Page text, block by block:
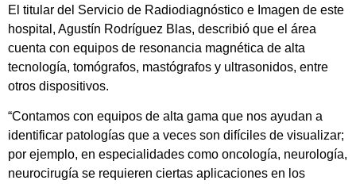
El titular del Servicio de Radiodiagnóstico e Imagen de este
hospital, Agustín Rodríguez Blas, describió que el área
cuenta con equipos de resonancia magnética de alta
tecnología, tomógrafos, mastógrafos y ultrasonidos, entre
otros dispositivos.
“Contamos con equipos de alta gama que nos ayudan a
identificar patologías que a veces son difíciles de visualizar;
por ejemplo, en especialidades como oncología, neurología,
neurocirugía se requieren ciertas aplicaciones en los